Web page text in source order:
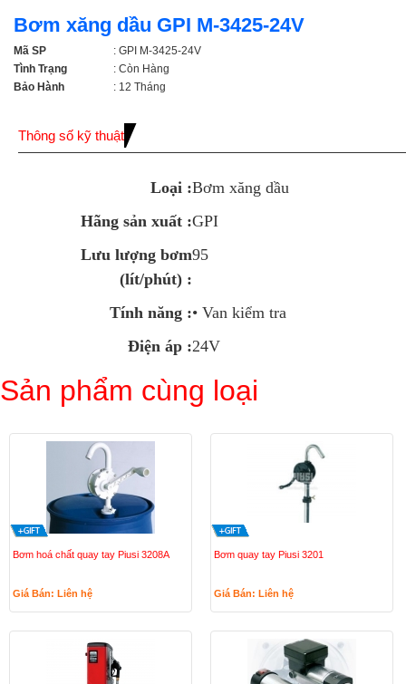
Bơm xăng dầu GPI M-3425-24V
Mã SP
: GPI M-3425-24V
Tình Trạng
: Còn Hàng
Bảo Hành
: 12 Tháng
Thông số kỹ thuật
Loại :Bơm xăng dầu
Hãng sản xuất :GPI
Lưu lượng bơm
(lít/phút) :
95
Tính năng :• Van kiểm tra
Điện áp :24V
Sản phẩm cùng loại
Bơm hoá chất quay tay Piusi 3208A
Giá Bán: Liên hệ
Bơm quay tay Piusi 3201
Giá Bán: Liên hệ